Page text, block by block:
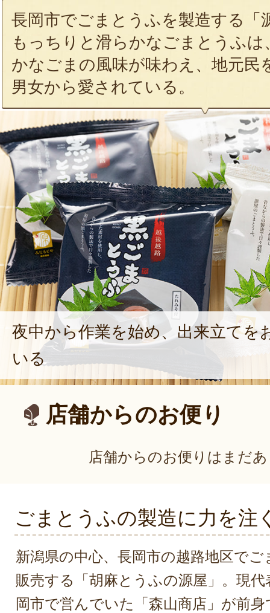
長岡市でごまとうふを製造する「
もっちりと滑らかなごまとうふは
かなごまの風味が味わえ、地元民
男女から愛されている。
夜中から作業を始め、出来立てを
いる
店舗からのお便り
店舗からのお便りはまだ
ごまとうふの製造に力を注
新潟県の中心、長岡市の越路地区で
販売する「胡麻とうふの源屋」。現
岡市で営んでいた「森山商店」が前